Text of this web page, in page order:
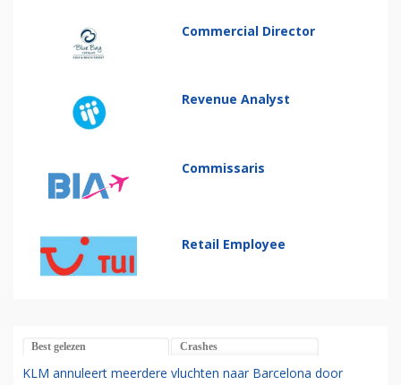
Commercial Director
Revenue Analyst
Commissaris
Retail Employee
Best gelezen Crashes
KLM annuleert meerdere vluchten naar Barcelona door